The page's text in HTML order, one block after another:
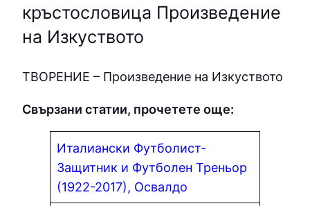
кръстословица Произведение
на Изкуството
ТВOPEНИE – Произведение на Изкуството
Свързани статии, прочетете още:
Италиански Футболист-
Защитник и Футболен Треньор
(1922-2017), Освалдо